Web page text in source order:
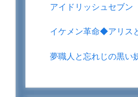
アイドリッシュセブン
イケメン革命◆アリス
夢職人と忘れじの黒い